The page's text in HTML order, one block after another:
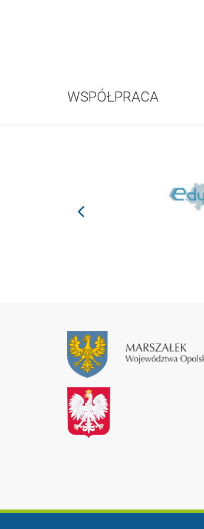
WSPÓŁPRACA
prev